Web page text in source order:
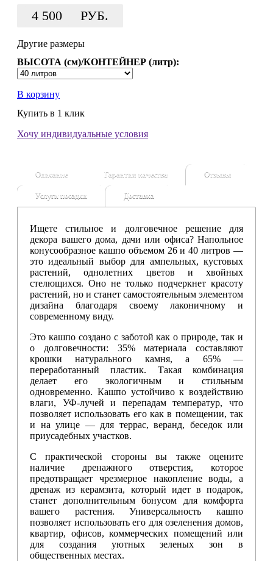
4 500 РУБ.
Другие размеры
ВЫСОТА (см)/КОНТЕЙНЕР (литр):
В корзину
Купить в 1 клик
Хочу индивидуальные условия
Описание Гарантия качества Отзывы
Услуги посадки Доставка
Ищете стильное и долговечное решение для
декора вашего дома, дачи или офиса? Напольное
конусообразное кашпо объемом 26 и 40 литров —
это идеальный выбор для ампельных, кустовых
растений, однолетних цветов и хвойных
стелющихся. Оно не только подчеркнет красоту
растений, но и станет самостоятельным элементом
дизайна благодаря своему лаконичному и
современному виду.
Это кашпо создано с заботой как о природе, так и
о долговечности: 35% материала составляют
крошки натурального камня, а 65% —
переработанный пластик. Такая комбинация
делает его экологичным и стильным
одновременно. Кашпо устойчиво к воздействию
влаги, УФ-лучей и перепадам температур, что
позволяет использовать его как в помещении, так
и на улице — для террас, веранд, беседок или
приусадебных участков.
С практической стороны вы также оцените
наличие дренажного отверстия, которое
предотвращает чрезмерное накопление воды, а
дренаж из керамзита, который идет в подарок,
станет дополнительным бонусом для комфорта
вашего растения. Универсальность кашпо
позволяет использовать его для озеленения домов,
квартир, офисов, коммерческих помещений или
для создания уютных зеленых зон в
общественных местах.